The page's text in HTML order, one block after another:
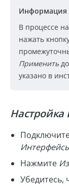
Информация
В процессе
нажать
Применить
указано в
Настройка
Нажмите
Убедитесь,